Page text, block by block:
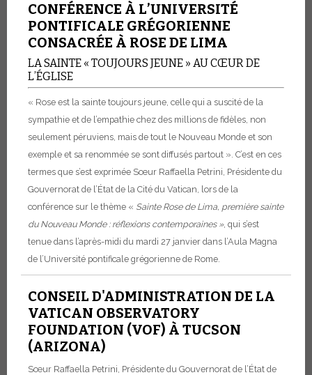
CONFÉRENCE À L’UNIVERSITÉ
PONTIFICALE GRÉGORIENNE
CONSACRÉE À ROSE DE LIMA
LA SAINTE « TOUJOURS JEUNE » AU CŒUR DE
L’ÉGLISE
« Rose est la sainte toujours jeune, celle qui a suscité de la
sympathie et de l’empathie chez des millions de fidèles, non
seulement péruviens, mais de tout le Nouveau Monde et son
exemple et sa renommée se sont diffusés partout ». C’est en ces
termes que s’est exprimée Sœur Raffaella Petrini, Présidente du
Gouvernorat de l’État de la Cité du Vatican, lors de la
conférence sur le thème « Sainte Rose de Lima, première sainte
du Nouveau Monde : réflexions contemporaines », qui s’est
tenue dans l’après-midi du mardi 27 janvier dans l’Aula Magna
de l’Université pontificale grégorienne de Rome.
CONSEIL D'ADMINISTRATION DE LA
VATICAN OBSERVATORY
FOUNDATION (VOF) À TUCSON
(ARIZONA)
Sœur Raffaella Petrini, Présidente du Gouvernorat de l’État de